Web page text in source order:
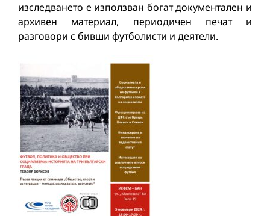
изследването е използван богат документален и
архивен материал, периодичен печат и
разговори с бивши футболисти и деятели.